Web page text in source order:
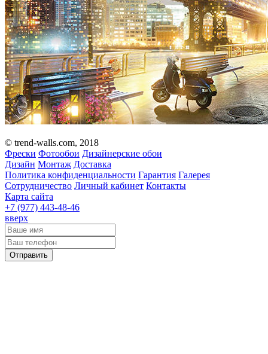
© trend-walls.com, 2018
Фрески Фотообои Дизайнерские обои
Дизайн Монтаж Доставка
Политика конфиденциальности Гарантия Галерея
Сотрудничество Личный кабинет Контакты
Карта сайта
+7 (977) 443-48-46
вверх